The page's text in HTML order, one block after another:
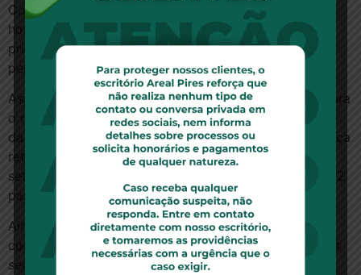
Comparando-se com o mesmo mês do ano passado
houve um crescimento de mais de 10.000% (962 no
primeiro mês de 2021, contra apenas nove no mesmo
período de 2020).
As demandas referem-se à ausência de explicação para
o motivo do reajuste — situação que motivou o envio
da petição ao órgão regulador — e também à cobrança
retroativa dos reajustes suspensos pela ANS (de
setembro a dezembro de 2020) que será diluída em 12
parcelas em 2021.
Ainda segundo o Procon, mais de 30 milhões de
consumidores estão recebendo boletos com reajustes
sem qualquer informação, e sem transparência,